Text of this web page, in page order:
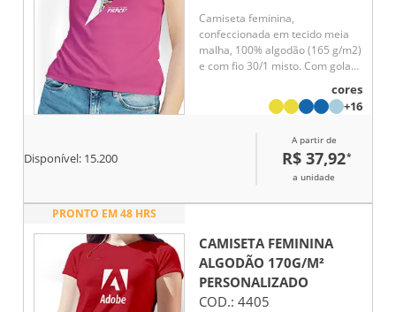
Camiseta feminina,
confeccionada em tecido meia
malha, 100% algodão (165 g/m2)
e com fio 30/1 misto. Com gola
mangas, barra de fundo e
cores
+16
Disponível: 15.200
A partir de
R$ 37,92*
a unidade
PRONTO EM 48 HRS
CAMISETA FEMININA
ALGODÃO 170G/M²
PERSONALIZADO
COD.: 4405